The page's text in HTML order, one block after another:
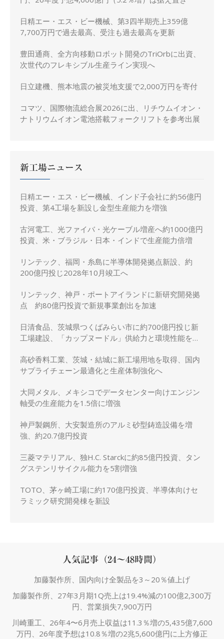
日精エー・エス・ビー機械、第3四半期売上359億
7,700万円で過去最高、受注も過去最高を更新
豊田通商、全方向移動ロボット開発のTriOrbに出資、
次世代のフレキシブル生産ライン実現へ
日立建機、熊本地震の被災地支援で2,000万円を寄付
コマツ、国際物流総合展2026に出、リチウムイオン・
ナトリウムイオン電池搭載フォークリフトを参考出展
新工場ニュース
日精エー・エス・ビー機械、インド子会社に約56億円
投資、第4工場を新設し金型生産能力を増強
古河電工、光ファイバ・光ケーブル増産へ約1000億円
投資、米・ブラジル・日本・インドで生産能力倍増
リンテック、福岡・糸島に半導体開発拠点新設、約
200億円投じ2028年10月竣工へ
リンテック、神戸・ポートアイランドに新研究開発拠
点 約80億円投資で新規事業創出を加速
日清食品、茨城県つくばみらい市に約700億円投じ新
工場建設、「カップヌードル」供給力と環境性能を強
高砂香料工業、茨城・結城に新工場用地を取得、国内
サプライチェーン最適化と生産体制強化へ
大同メタル、メキシコでデータセンター向けエンジン
軸受の生産能力を1.5倍に増強
神戸製鋼所、大安製造所のアルミ砂型鋳造設備を増
強、約20.7億円投資
三菱マテリアル、独H.C. Starckに約85億円投資、タン
グステンリサイクル能力を5割増強
TOTO、茅ヶ崎工場に約170億円投資、半導体向けセ
ラミック研究開発棟を新設
人気記事（24～48時間）
加藤製作所、国内向け全製品を3～20％値上げ
加藤製作所、27年3月期1Q売上は19.4%減の100億2,300万
円、営業損失7,900万円
川崎重工、26年4〜6月売上収益は11.3％増の5,435億7,600
万円、26年度予想は10.8％増の2兆5,600億円に上方修正